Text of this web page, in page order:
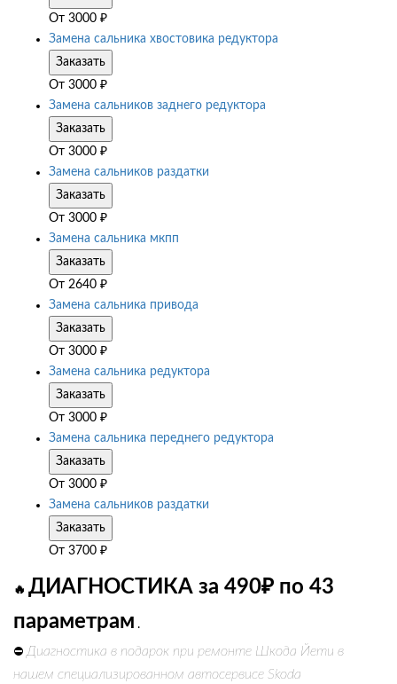
От 3000 ₽
Замена сальника хвостовика редуктора
Заказать
От 3000 ₽
Замена сальников заднего редуктора
Заказать
От 3000 ₽
Замена сальников раздатки
Заказать
От 3000 ₽
Замена сальника мкпп
Заказать
От 2640 ₽
Замена сальника привода
Заказать
От 3000 ₽
Замена сальника редуктора
Заказать
От 3000 ₽
Замена сальника переднего редуктора
Заказать
От 3000 ₽
Замена сальников раздатки
Заказать
От 3700 ₽
🔥 ДИАГНОСТИКА за 490₽ по 43
параметрам .
⛔ Диагностика в подарок при ремонте Шкода Йети в
нашем специализированном автосервисе Skoda